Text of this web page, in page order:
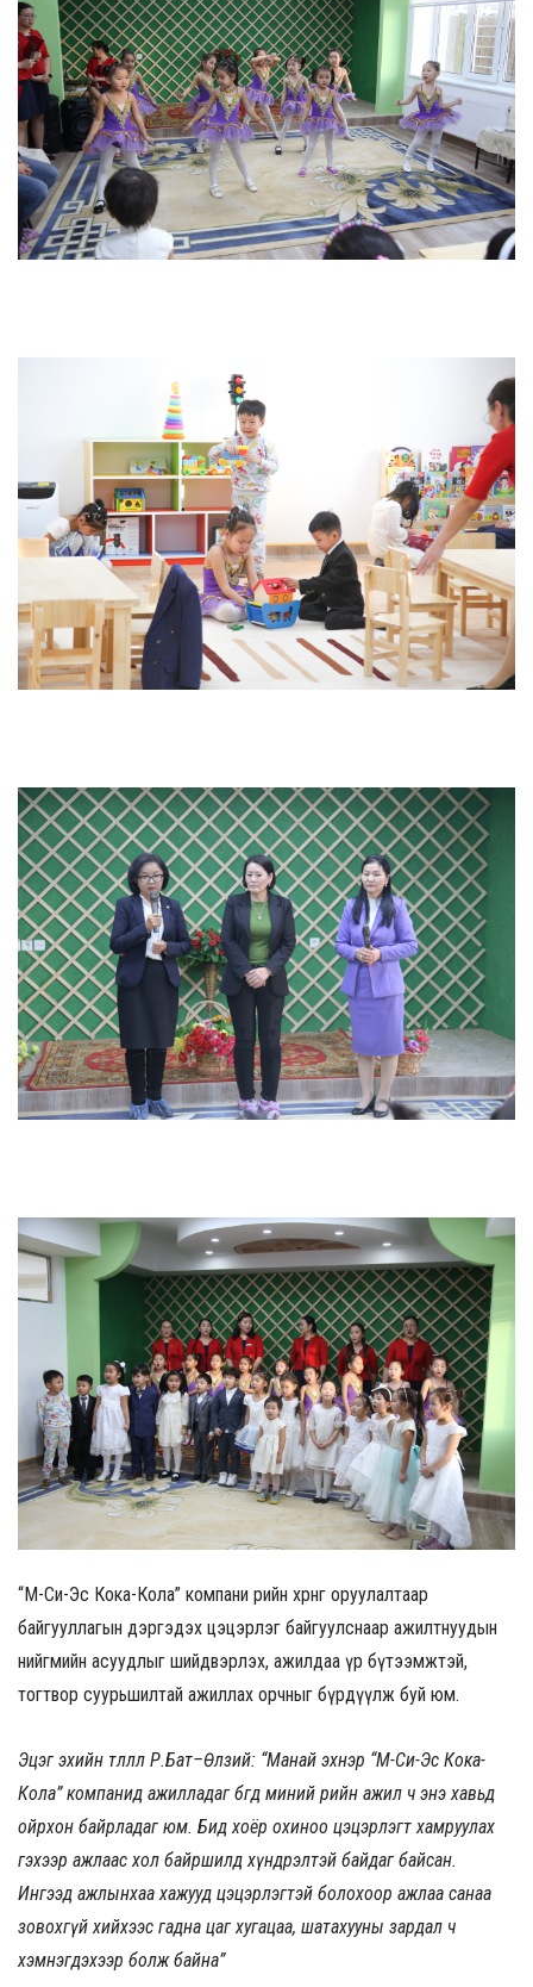
“М-Си-Эс Кока-Кола” компани өөрийн хөрөнгө оруулалтаар
байгууллагын дэргэдэх цэцэрлэг байгуулснаар ажилтнуудын
нийгмийн асуудлыг шийдвэрлэх, ажилдаа үр бүтээмжтэй,
тогтвор суурьшилтай ажиллах орчныг бүрдүүлж буй юм.
Эцэг эхийн төлөөлөл Р.Бат–Өлзий: “Манай эхнэр “М-Си-Эс Кока-
Кола”компанид ажилладаг бөгөөд миний өөрийн ажил ч энэ хавьд
ойрхон байрладаг юм. Бид хоёр охиноо цэцэрлэгт хамруулах
гэхээр ажлаас хол байршилд хүндрэлтэй байдаг байсан.
Ингээд ажлынхаа хажууд цэцэрлэгтэй болохоор ажлаа санаа
зовохгүй хийхээс гадна цаг хугацаа, шатахууны зардал ч
хэмнэгдэхээр болж байна”